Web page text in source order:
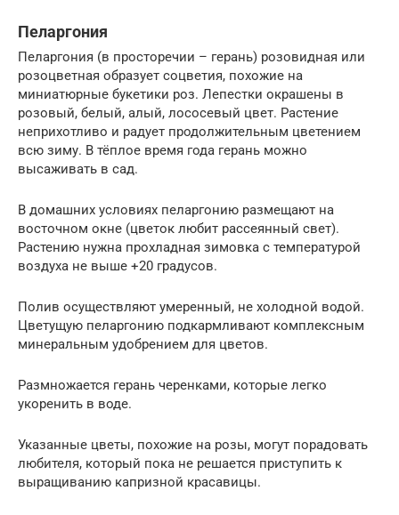
Пеларгония
Пеларгония (в просторечии – герань) розовидная или
розоцветная образует соцветия, похожие на
миниатюрные букетики роз. Лепестки окрашены в
розовый, белый, алый, лососевый цвет. Растение
неприхотливо и радует продолжительным цветением
всю зиму. В тёплое время года герань можно
высаживать в сад.
В домашних условиях пеларгонию размещают на
восточном окне (цветок любит рассеянный свет).
Растению нужна прохладная зимовка с температурой
воздуха не выше +20 градусов.
Полив осуществляют умеренный, не холодной водой.
Цветущую пеларгонию подкармливают комплексным
минеральным удобрением для цветов.
Размножается герань черенками, которые легко
укоренить в воде.
Указанные цветы, похожие на розы, могут порадовать
любителя, который пока не решается приступить к
выращиванию капризной красавицы.